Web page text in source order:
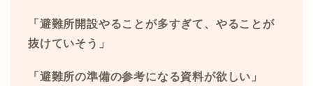
「避難所開設やることが多すぎて、やることが
抜けていそう」
「避難所の準備の参考になる資料が欲しい」